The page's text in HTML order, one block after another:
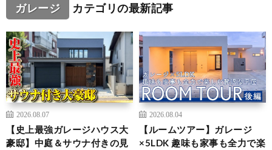
ガレージ カテゴリの最新記事
2026.08.07
【史上最強ガレージハウス大
豪邸】中庭＆サウナ付きの見
2026.08.04
【ルームツアー】ガレージ
×5LDK 趣味も家事も全力で楽